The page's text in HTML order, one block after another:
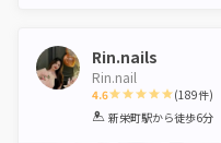
Rin.nails
Rin.nail
4.6
1 2 3 4 5
(189件)
新栄町駅から徒歩6分